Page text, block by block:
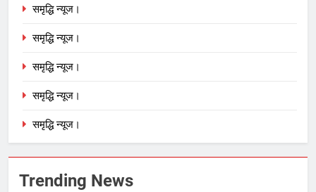
समृद्धि न्यूज।
समृद्धि न्यूज।
समृद्धि न्यूज।
समृद्धि न्यूज।
समृद्धि न्यूज।
Trending News